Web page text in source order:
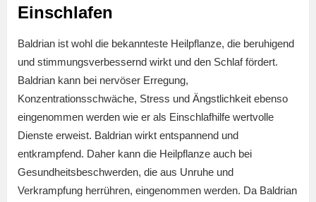
Einschlafen
Baldrian ist wohl die bekannteste Heilpflanze, die beruhigend
und stimmungsverbessernd wirkt und den Schlaf fördert.
Baldrian kann bei nervöser Erregung,
Konzentrationsschwäche, Stress und Ängstlichkeit ebenso
eingenommen werden wie er als Einschlafhilfe wertvolle
Dienste erweist. Baldrian wirkt entspannend und
entkrampfend. Daher kann die Heilpflanze auch bei
Gesundheitsbeschwerden, die aus Unruhe und
Verkrampfung herrühren, eingenommen werden. Da Baldrian